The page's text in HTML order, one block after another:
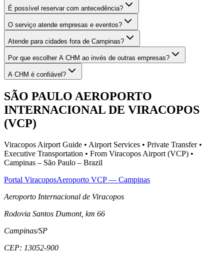
É possível reservar com antecedência?
O serviço atende empresas e eventos?
Atende para cidades fora de Campinas?
Por que escolher A CHM ao invés de outras empresas?
A CHM é confiável?
SÃO PAULO AEROPORTO
INTERNACIONAL DE VIRACOPOS
(VCP)
Viracopos Airport Guide • Airport Services • Private Transfer •
Executive Transportation • From Viracopos Airport (VCP) •
Campinas – São Paulo – Brazil
Portal ViracoposAeroporto VCP — Campinas
Aeroporto Internacional de Viracopos
Rodovia Santos Dumont, km 66
Campinas/SP
CEP: 13052-900